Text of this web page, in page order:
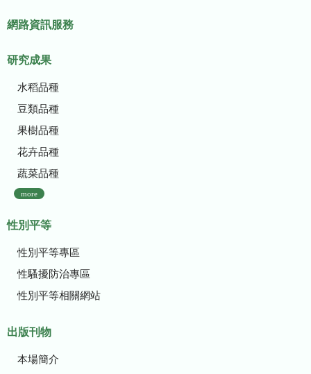
網路資訊服務
研究成果
水稻品種
豆類品種
果樹品種
花卉品種
蔬菜品種
more
性別平等
性別平等專區
性騷擾防治專區
性別平等相關網站
出版刊物
本場簡介